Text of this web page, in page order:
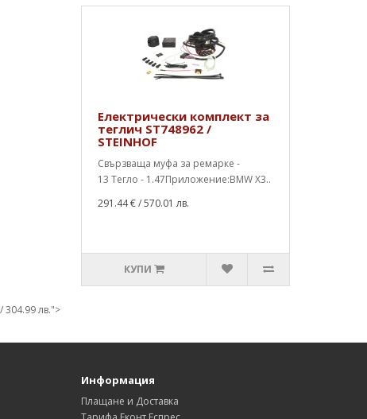
Електрически комплект за
теглич ST748962 /
STEINHOF
Свързваща муфа за ремарке -
13 Тегло - 1.47Приложение:BMW X3..
291.44 €/ 570.01 лв.
КУПИ
/ 304.99 лв.">
Информация
Плащане и Доставка